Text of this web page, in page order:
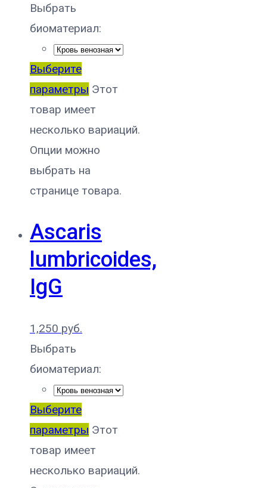
Выбрать
биоматериал:
Выберите
параметры Этот
товар имеет
несколько вариаций.
Опции можно
выбрать на
странице товара.
Ascaris
lumbricoides,
IgG
1,250 руб.
Выбрать
биоматериал:
Выберите
параметры Этот
товар имеет
несколько вариаций.